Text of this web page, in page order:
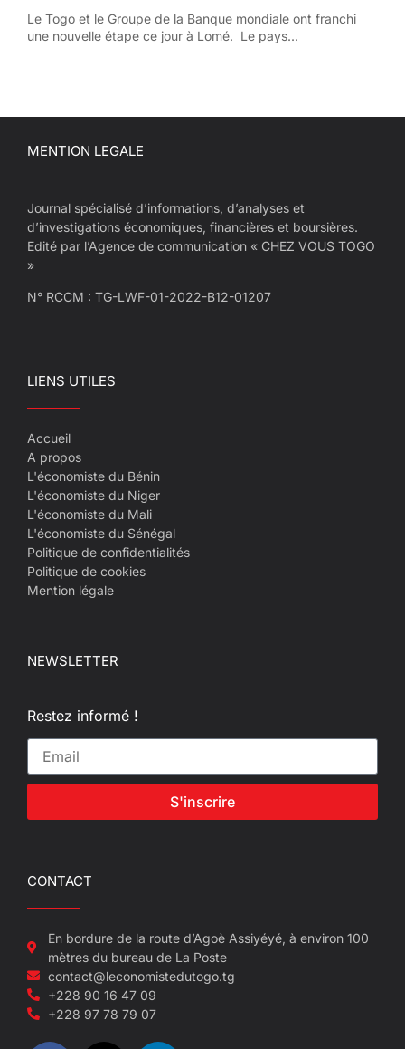
Le Togo et le Groupe de la Banque mondiale ont franchi
une nouvelle étape ce jour à Lomé. Le pays...
MENTION LEGALE
Journal spécialisé d’informations, d’analyses et
d’investigations économiques, financières et boursières.
Edité par l’Agence de communication « CHEZ VOUS TOGO
»
N° RCCM : TG-LWF-01-2022-B12-01207
LIENS UTILES
Accueil
A propos
L'économiste du Bénin
L'économiste du Niger
L'économiste du Mali
L'économiste du Sénégal
Politique de confidentialités
Politique de cookies
Mention légale
NEWSLETTER
Restez informé !
S'inscrire
CONTACT
En bordure de la route d’Agoè Assiyéyé, à environ 100
mètres du bureau de La Poste
contact@leconomistedutogo.tg
+228 90 16 47 09
+228 97 78 79 07